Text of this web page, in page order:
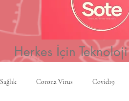
Herkes İçin
Sağlık Corona Virus Covid19